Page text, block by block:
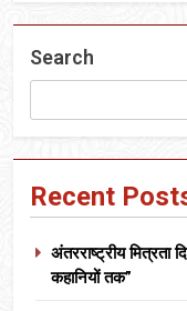
Search
Recent
अंतरराष्ट्रीय मित्रता
कहानियों तक”